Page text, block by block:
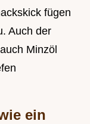
fügen
Auch der
Minzöl
ein